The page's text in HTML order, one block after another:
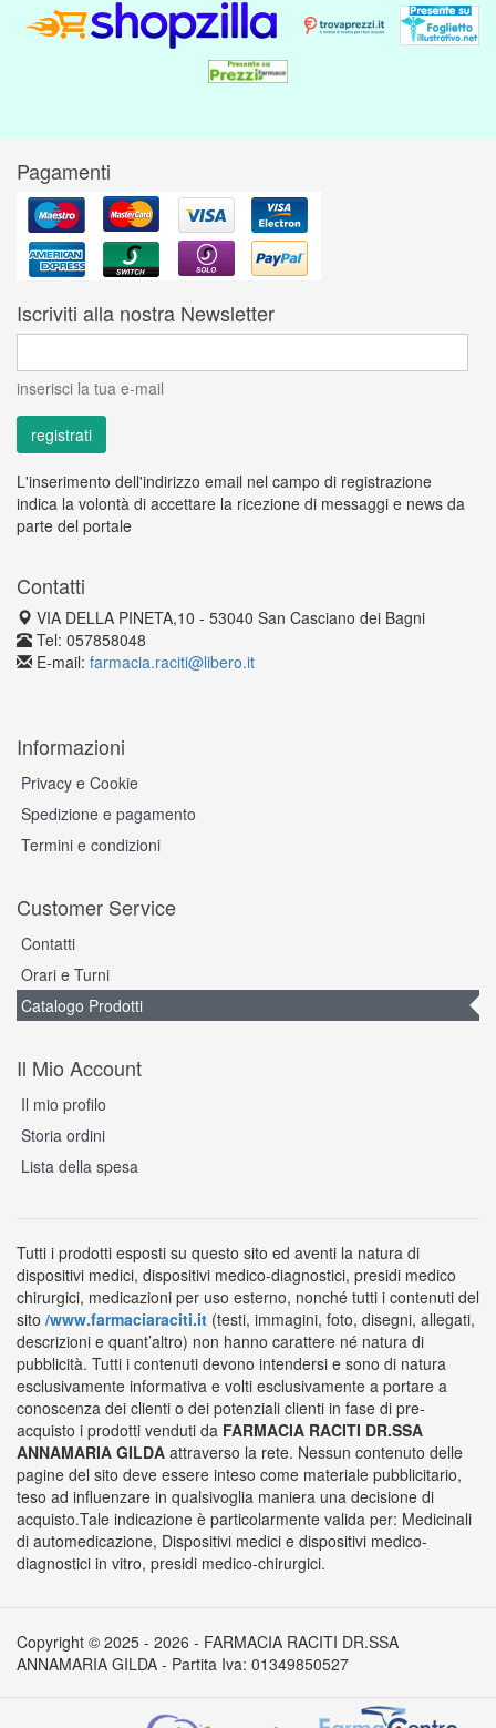
Pagamenti
Iscriviti alla nostra Newsletter
inserisci la tua e-mail
L'inserimento dell'indirizzo email nel campo di registrazione
indica la volontà di accettare la ricezione di messaggi e news da
parte del portale
Contatti
VIA DELLA PINETA,10 - 53040 San Casciano dei Bagni
Tel: 057858048
E-mail: farmacia.raciti@libero.it
Informazioni
Privacy e Cookie
Spedizione e pagamento
Termini e condizioni
Customer Service
Contatti
Orari e Turni
Catalogo Prodotti
Il Mio Account
Il mio profilo
Storia ordini
Lista della spesa
Tutti i prodotti esposti su questo sito ed aventi la natura di
dispositivi medici, dispositivi medico-diagnostici, presidi medico
chirurgici, medicazioni per uso esterno, nonché tutti i contenuti del
sito /www.farmaciaraciti.it (testi, immagini, foto, disegni, allegati,
descrizioni e quant’altro) non hanno carattere né natura di
pubblicità. Tutti i contenuti devono intendersi e sono di natura
esclusivamente informativa e volti esclusivamente a portare a
conoscenza dei clienti o dei potenziali clienti in fase di pre-
acquisto i prodotti venduti da FARMACIA RACITI DR.SSA
ANNAMARIA GILDA attraverso la rete. Nessun contenuto delle
pagine del sito deve essere inteso come materiale pubblicitario,
teso ad influenzare in qualsivoglia maniera una decisione di
acquisto.Tale indicazione è particolarmente valida per: Medicinali
di automedicazione, Dispositivi medici e dispositivi medico-
diagnostici in vitro, presidi medico-chirurgici.
Copyright © 2025 - 2026 - FARMACIA RACITI DR.SSA
ANNAMARIA GILDA - Partita Iva: 01349850527